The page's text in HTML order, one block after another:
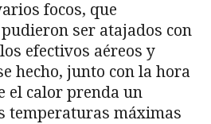
focos, que
ser atajados con
efectivos aéreos y
hecho, junto con la hora
el calor prenda un
temperaturas máximas